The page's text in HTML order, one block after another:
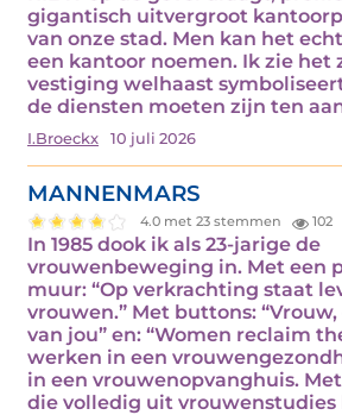
gigantisch uitvergroot
van onze stad. Men kan het
een kantoor noemen. Ik zie het
vestiging welhaast
de diensten moeten zijn ten
I.Broeckx 10 juli 2026
MANNENMARS
4.0 met 23 stemmen 102
In 1985 dook ik als 23-jarige de
vrouwenbeweging in. Met een
muur: “Op verkrachting staat
vrouwen.” Met buttons:
van jou” en: “Women reclaim
werken in een
in een vrouwenopvanghuis.
die volledig uit vrouwenstudies